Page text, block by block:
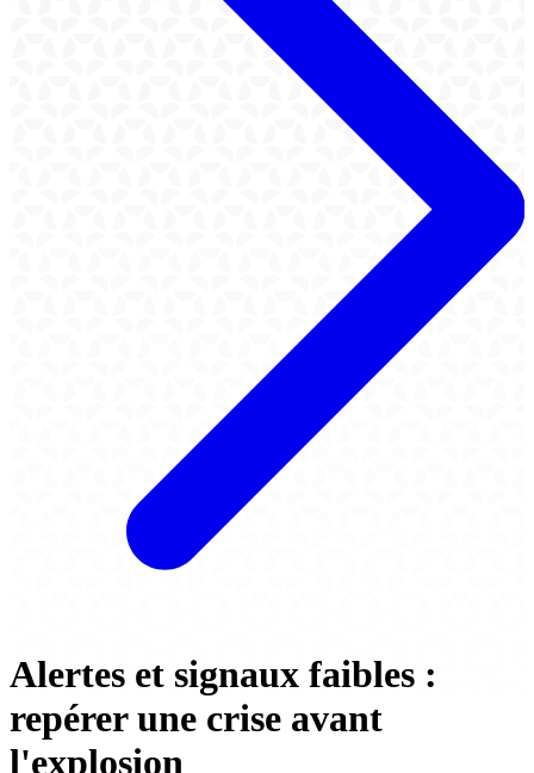
Alertes et signaux faibles :
repérer une crise avant
l'explosion